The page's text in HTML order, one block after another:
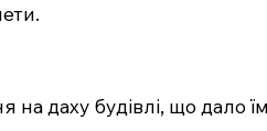
на даху будівлі, що дало